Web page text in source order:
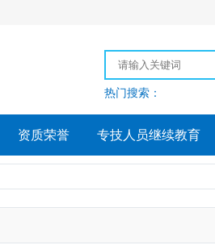
热门搜索：
资质荣誉 专技人员继续教育